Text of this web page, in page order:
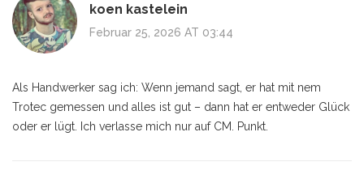
koen kastelein
Februar 25, 2026 AT 03:44
Als Handwerker sag ich: Wenn jemand sagt, er hat mit nem
Trotec gemessen und alles ist gut – dann hat er entweder Glück
oder er lügt. Ich verlasse mich nur auf CM. Punkt.